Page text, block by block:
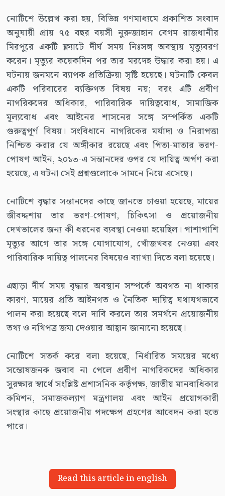
নোটিশে উল্লেখ করা হয়, বিভিন্ন গণমাধ্যমে প্রকাশিত সংবাদ
অনুযায়ী প্রায় ৭৫ বছর বয়সী নুরুজাহান বেগম রাজধানীর
মিরপুরে একটি ফ্ল্যাটে দীর্ঘ সময় নিঃসঙ্গ অবস্থায় মৃত্যুবরণ
করেন। মৃত্যুর কয়েকদিন পর তার মরদেহ উদ্ধার করা হয়। এ
ঘটনায় জনমনে ব্যাপক প্রতিক্রিয়া সৃষ্টি হয়েছে। ঘটনাটি কেবল
একটি পরিবারের ব্যক্তিগত বিষয় নয়; বরং এটি প্রবীণ
নাগরিকদের অধিকার, পারিবারিক দায়িত্ববোধ, সামাজিক
মূল্যবোধ এবং আইনের শাসনের সঙ্গে সম্পর্কিত একটি
গুরুত্বপূর্ণ বিষয়। সংবিধানে নাগরিকের মর্যাদা ও নিরাপত্তা
নিশ্চিত করার যে অঙ্গীকার রয়েছে এবং পিতা-মাতার ভরণ-
পোষণ আইন, ২০১৩-এ সন্তানদের ওপর যে দায়িত্ব অর্পণ করা
হয়েছে, এ ঘটনা সেই প্রশ্নগুলোকে সামনে নিয়ে এসেছে।
নোটিশে বৃদ্ধার সন্তানদের কাছে জানতে চাওয়া হয়েছে, মায়ের
জীবদ্দশায় তার ভরণ-পোষণ, চিকিৎসা ও প্রয়োজনীয়
দেখভালের জন্য কী ধরনের ব্যবস্থা নেওয়া হয়েছিল। পাশাপাশি
মৃত্যুর আগে তার সঙ্গে যোগাযোগ, খোঁজখবর নেওয়া এবং
পারিবারিক দায়িত্ব পালনের বিষয়েও ব্যাখ্যা দিতে বলা হয়েছে।
এছাড়া দীর্ঘ সময় বৃদ্ধার অবস্থান সম্পর্কে অবগত না থাকার
কারণ, মায়ের প্রতি আইনগত ও নৈতিক দায়িত্ব যথাযথভাবে
পালন করা হয়েছে বলে দাবি করলে তার সমর্থনে প্রয়োজনীয়
তথ্য ও নথিপত্র জমা দেওয়ার আহ্বান জানানো হয়েছে।
নোটিশে সতর্ক করে বলা হয়েছে, নির্ধারিত সময়ের মধ্যে
সন্তোষজনক জবাব না পেলে প্রবীণ নাগরিকদের অধিকার
সুরক্ষার স্বার্থে সংশ্লিষ্ট প্রশাসনিক কর্তৃপক্ষ, জাতীয় মানবাধিকার
কমিশন, সমাজকল্যাণ মন্ত্রণালয় এবং আইন প্রয়োগকারী
সংস্থার কাছে প্রয়োজনীয় পদক্ষেপ গ্রহণের আবেদন করা হতে
পারে।
Read this article in english